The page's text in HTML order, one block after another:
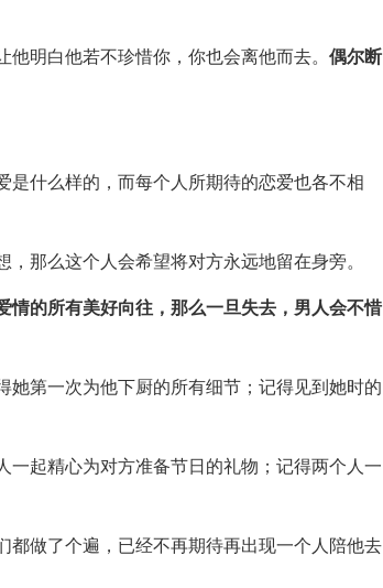
明白他若不珍惜你，你也会离他而去。 偶尔断
是什么样的，而每个人所期待的恋爱也各不相
那么这个人会希望将对方永远地留在身旁。
情的所有美好向往，那么一旦失去，男人会不惜
第一次为他下厨的所有细节；记得见到她时的
起精心为对方准备节日的礼物；记得两个人一
都做了个遍，已经不再期待再出现一个人陪他去